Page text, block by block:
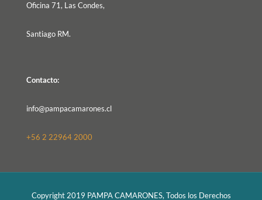
Oficina 71, Las Condes,
Santiago RM.
Contacto:
info@pampacamarones.cl
+56 2 22964 2000
Copyright 2019 PAMPA CAMARONES, Todos los Derechos